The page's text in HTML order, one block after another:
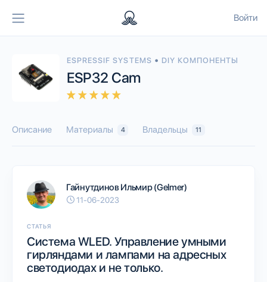
Войти
ESPRESSIF SYSTEMS • DIY КОМПОНЕНТЫ
ESP32 Cam
Описание Материалы 4 Владельцы 11
Гайнутдинов Ильмир (Gelmer)
11-06-2023
СТАТЬЯ
Система WLED. Управление умными
гирляндами и лампами на адресных
светодиодах и не только.